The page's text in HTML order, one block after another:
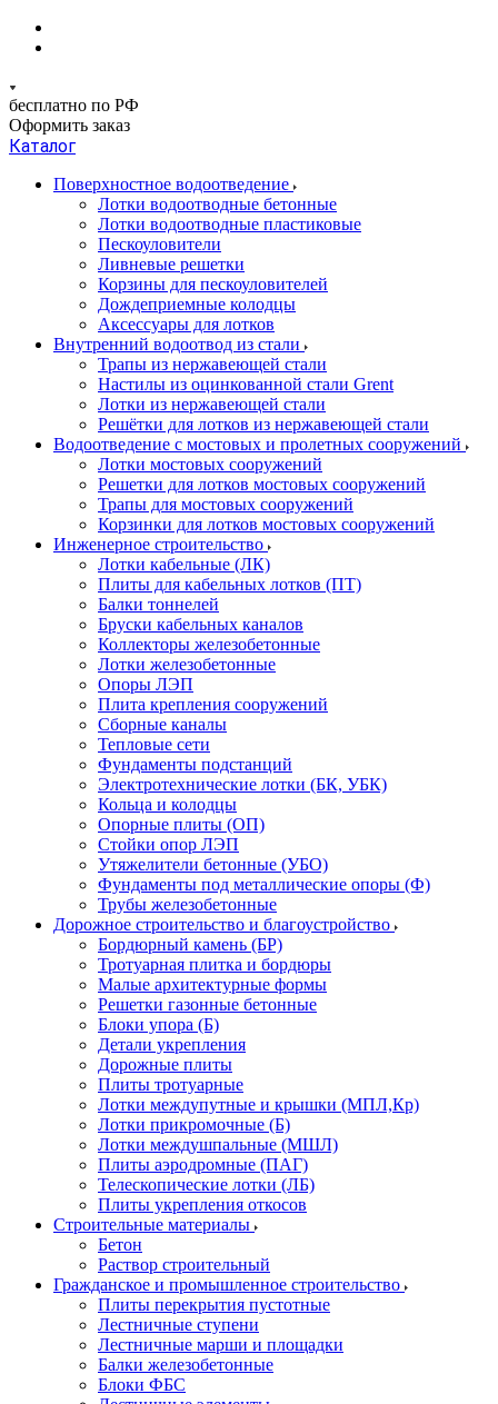
бесплатно по РФ
Оформить заказ
Каталог
Поверхностное водоотведение
Лотки водоотводные бетонные
Лотки водоотводные пластиковые
Пескоуловители
Ливневые решетки
Корзины для пескоуловителей
Дождеприемные колодцы
Аксессуары для лотков
Внутренний водоотвод из стали
Трапы из нержавеющей стали
Настилы из оцинкованной стали Grent
Лотки из нержавеющей стали
Решётки для лотков из нержавеющей стали
Водоотведение с мостовых и пролетных сооружений
Лотки мостовых сооружений
Решетки для лотков мостовых сооружений
Трапы для мостовых сооружений
Корзинки для лотков мостовых сооружений
Инженерное строительство
Лотки кабельные (ЛК)
Плиты для кабельных лотков (ПТ)
Балки тоннелей
Бруски кабельных каналов
Коллекторы железобетонные
Лотки железобетонные
Опоры ЛЭП
Плита крепления сооружений
Сборные каналы
Тепловые сети
Фундаменты подстанций
Электротехнические лотки (БК, УБК)
Кольца и колодцы
Опорные плиты (ОП)
Стойки опор ЛЭП
Утяжелители бетонные (УБО)
Фундаменты под металлические опоры (Ф)
Трубы железобетонные
Дорожное строительство и благоустройство
Бордюрный камень (БР)
Тротуарная плитка и бордюры
Малые архитектурные формы
Решетки газонные бетонные
Блоки упора (Б)
Детали укрепления
Дорожные плиты
Плиты тротуарные
Лотки междупутные и крышки (МПЛ,Кр)
Лотки прикромочные (Б)
Лотки междушпальные (МШЛ)
Плиты аэродромные (ПАГ)
Телескопические лотки (ЛБ)
Плиты укрепления откосов
Строительные материалы
Бетон
Раствор строительный
Гражданское и промышленное строительство
Плиты перекрытия пустотные
Лестничные ступени
Лестничные марши и площадки
Балки железобетонные
Блоки ФБС